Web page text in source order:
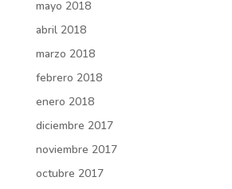
mayo 2018
abril 2018
marzo 2018
febrero 2018
enero 2018
diciembre 2017
noviembre 2017
octubre 2017